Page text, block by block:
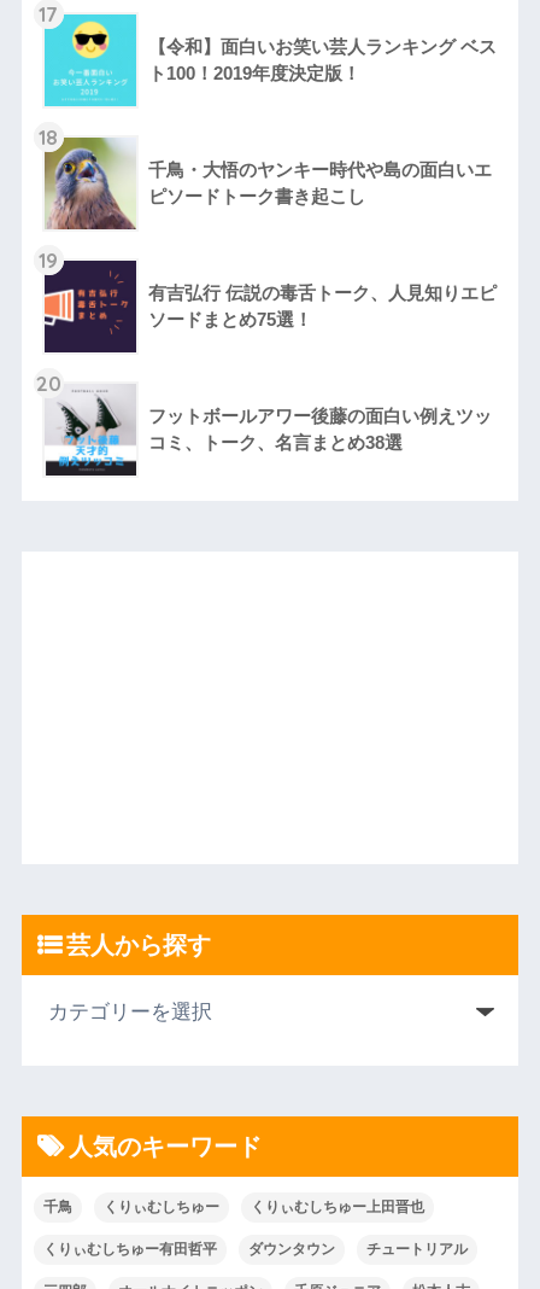
17
【令和】面白いお笑い芸人ランキング ベス
ト100！2019年度決定版！
18
千鳥・大悟のヤンキー時代や島の面白いエ
ピソードトーク書き起こし
19
有吉弘行 伝説の毒舌トーク、人見知りエピ
ソードまとめ75選！
20
フットボールアワー後藤の面白い例えツッ
コミ、トーク、名言まとめ38選
芸人から探す
人気のキーワード
千鳥 くりぃむしちゅー くりぃむしちゅー上田晋也
くりぃむしちゅー有田哲平 ダウンタウン チュートリアル